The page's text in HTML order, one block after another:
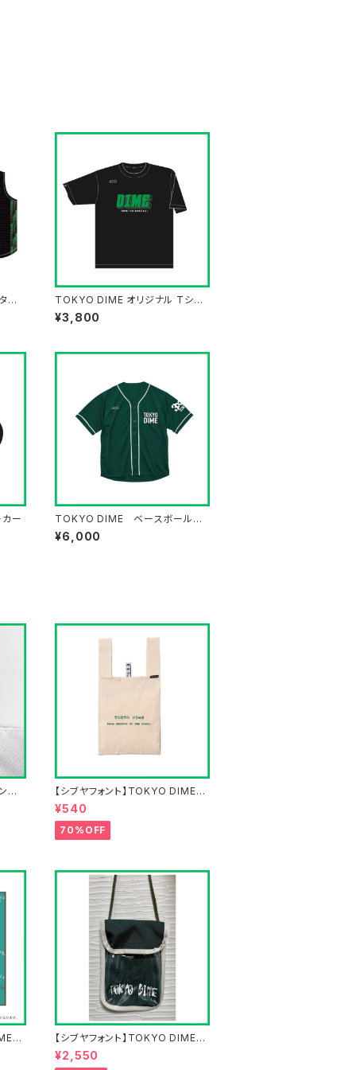
ン
TOKYO DIME オリジナル Tシャ
ツ "DIME BLACK"
¥3,800
ー
TOKYO DIME ベースボールシ
ャツ
¥6,000
ラ
【シブヤフォント】TOKYO DIMEエ
コバッグ
¥540
70%OFF
タ
【シブヤフォント】TOKYO DIMEシ
ョルダーポーチ
¥2,550